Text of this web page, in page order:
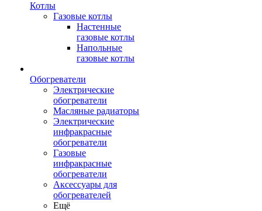
Котлы
Газовые котлы
Настенные
газовые котлы
Напольные
газовые котлы
Обогреватели
Электрические
обогреватели
Масляные радиаторы
Электрические
инфракрасные
обогреватели
Газовые
инфракрасные
обогреватели
Аксессуары для
обогревателей
Ещё